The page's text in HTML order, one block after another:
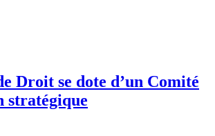
Droit se dote d’un Comité
stratégique